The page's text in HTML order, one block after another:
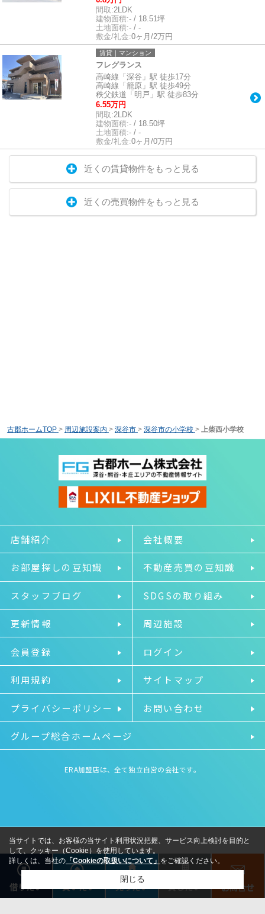
間取:2LDK
建物面積:- / 18.51坪
土地面積:- / -
敷金/礼金:0ヶ月/2万円
賃貸｜マンション
フレグランス
高崎線「深谷」駅 徒歩17分
高崎線「籠原」駅 徒歩49分
秩父鉄道「明戸」駅 徒歩83分
6.55万円
間取:2LDK
建物面積:- / 18.50坪
土地面積:- / -
敷金/礼金:0ヶ月/0万円
近くの賃貸物件をもっと見る
近くの売買物件をもっと見る
古郡ホームTOP > 周辺施設案内 > 深谷市 > 深谷市の小学校 > 上柴西小学校
店舗紹介 会社概要
お部屋探しの豆知識 不動産売買の豆知識
スタッフブログ SDGSの取り組み
更新情報 周辺施設
会員登録 ログイン
利用規約 サイトマップ
プライバシーポリシー お問い合わせ
グループ総合ホームページ
ERA加盟店は、全て独立自営の会社です。
借りたい 買いたい 売りたい 貸したい お問合せ
当サイトでは、お客様の当サイト利用状況把握、サービス向上検討を目的と
して、クッキー（Cookie）を使用しています。
詳しくは、当社の 「Cookieの取扱いについて」 をご確認ください。
閉じる